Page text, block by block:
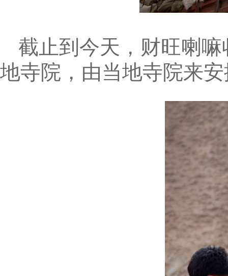
截止到今天，财旺喇
地寺院，由当地寺院来